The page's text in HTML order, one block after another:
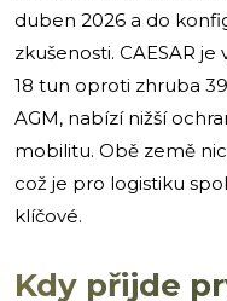
duben 2026 a do
zkušenosti. CAESAR je
18 tun oproti zhruba
AGM, nabízí nižší
mobilitu. Obě země
což je pro logistiku
klíčové.
Kdy přijde